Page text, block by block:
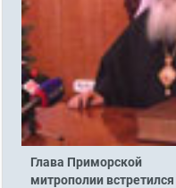
Глава Приморской
митрополии встретился